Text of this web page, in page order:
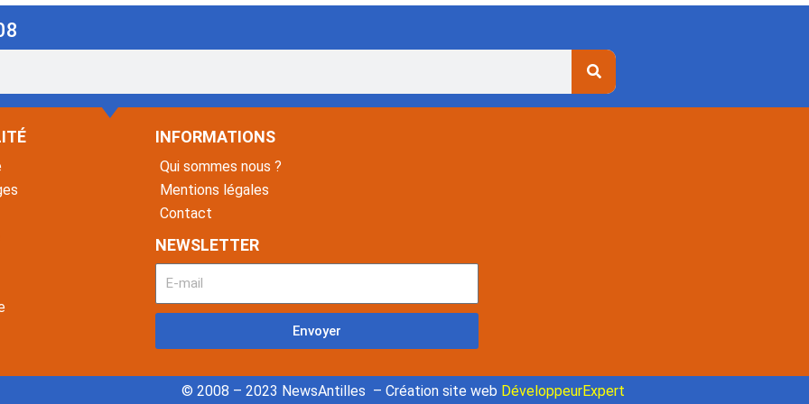
INFORMATIONS
Qui sommes nous ?
Mentions légales
Contact
NEWSLETTER
Envoyer
© 2008 – 2023 NewsAntilles – Création site web DéveloppeurExpert